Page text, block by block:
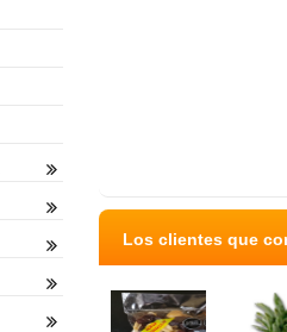
Los clientes que